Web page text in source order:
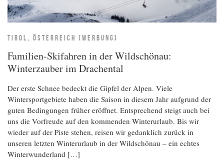
TIROL, ÖSTERREICH (WERBUNG)
Familien-Skifahren in der Wildschönau:
Winterzauber im Drachental
Der erste Schnee bedeckt die Gipfel der Alpen. Viele
Wintersportgebiete haben die Saison in diesem Jahr aufgrund der
guten Bedingungen früher eröffnet. Entsprechend steigt auch bei
uns die Vorfreude auf den kommenden Winterurlaub. Bis wir
wieder auf der Piste stehen, reisen wir gedanklich zurück in
unseren letzten Winterurlaub in der Wildschönau – ein echtes
Winterwunderland […]